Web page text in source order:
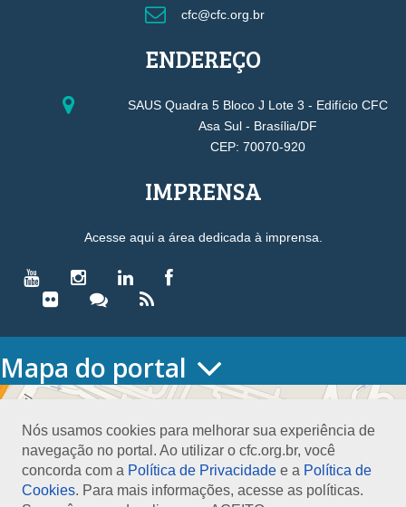
Nós usamos cookies para melhorar sua experiência de
navegação no portal. Ao utilizar o cfc.org.br, você
concorda com a Política de Privacidade e a Política de
Cookies. Para mais informações, acesse as políticas.
cfc@cfc.org.br
ENDEREÇO
SAUS Quadra 5 Bloco J Lote 3 - Edifício CFC
Asa Sul - Brasília/DF
CEP: 70070-920
IMPRENSA
Acesse aqui a área dedicada à imprensa.
Mapa do portal
HOME
Conselho Diretor
Nossa Sede
Planejamento
Organograma